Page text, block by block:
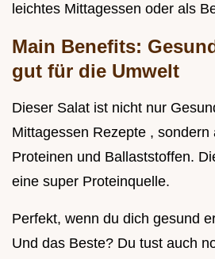
leichtes Mittagessen oder als
Main Benefits:
gut für die Umwelt
Dieser Salat ist nicht nur
Mittagessen Rezepte , sondern
Proteinen und Ballaststoffen.
eine super Proteinquelle.
Perfekt, wenn du dich gesund
Und das Beste? Du tust auch